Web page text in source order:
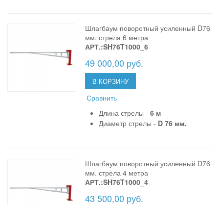
Шлагбаум поворотный усиленный D76
мм. стрела 6 метра
АРТ.:SH76T1000_6
49 000,00 руб.
В КОРЗИНУ
Сравнить
Длина стрелы -6 м
Диаметр стрелы - D 76 мм.
Шлагбаум поворотный усиленный D76
мм. стрела 4 метра
АРТ.:SH76T1000_4
43 500,00 руб.